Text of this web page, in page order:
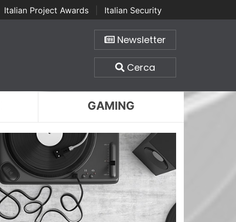
Italian Project Awards
Italian Security
Newsletter
Cerca
GAMING